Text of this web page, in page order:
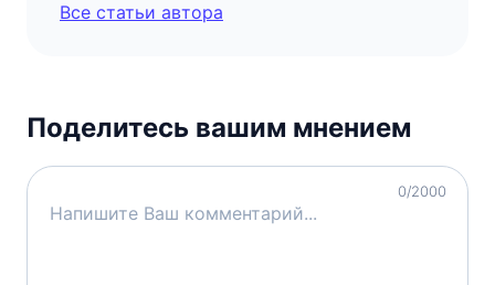
Все статьи автора
Поделитесь вашим мнением
0/2000